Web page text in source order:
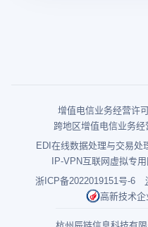
增值电信业务经营许
跨地区增值电信业务
EDI在线数据处理与交易处
IP-VPN互联网虚拟专
浙ICP备2022019151号-6
高新技术